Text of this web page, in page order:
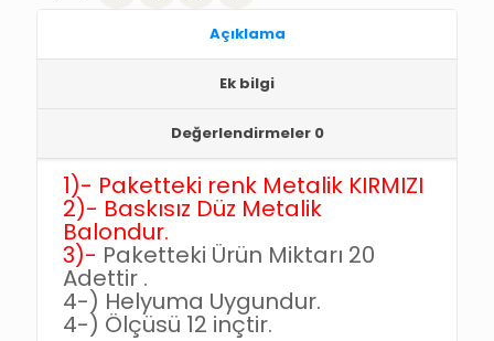
Açıklama
Ek bilgi
Değerlendirmeler 0
1)- Paketteki renk Metalik KIRMIZI
2)- Baskısız Düz Metalik
Balondur.
3)- Paketteki Ürün Miktarı 20
Adettir .
4-) Helyuma Uygundur.
4-) Ölçüsü 12 inçtir.